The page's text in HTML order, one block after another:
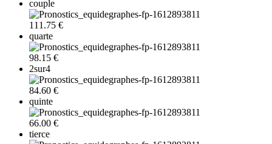
couple
111.75 €
quarte
98.15 €
2sur4
84.60 €
quinte
66.00 €
tierce